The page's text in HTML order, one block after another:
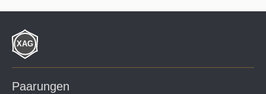
Paarungen